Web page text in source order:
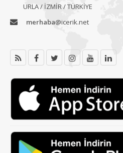
URLA / İZMİR / TÜRKİYE
merhaba@icerik.net